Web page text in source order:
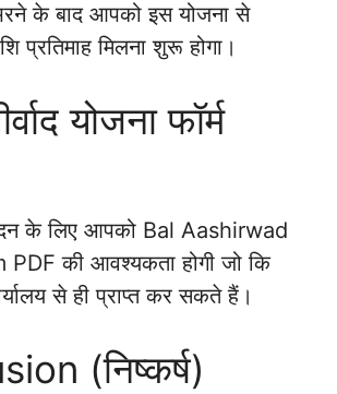
के बाद आपको इस योजना से
प्रतिमाह मिलना शुरू होगा।
योजना फॉर्म
के लिए आपको Bal Aashirwad
की आवश्यकता होगी जो कि
से ही प्राप्त कर सकते हैं।
(निष्कर्ष)